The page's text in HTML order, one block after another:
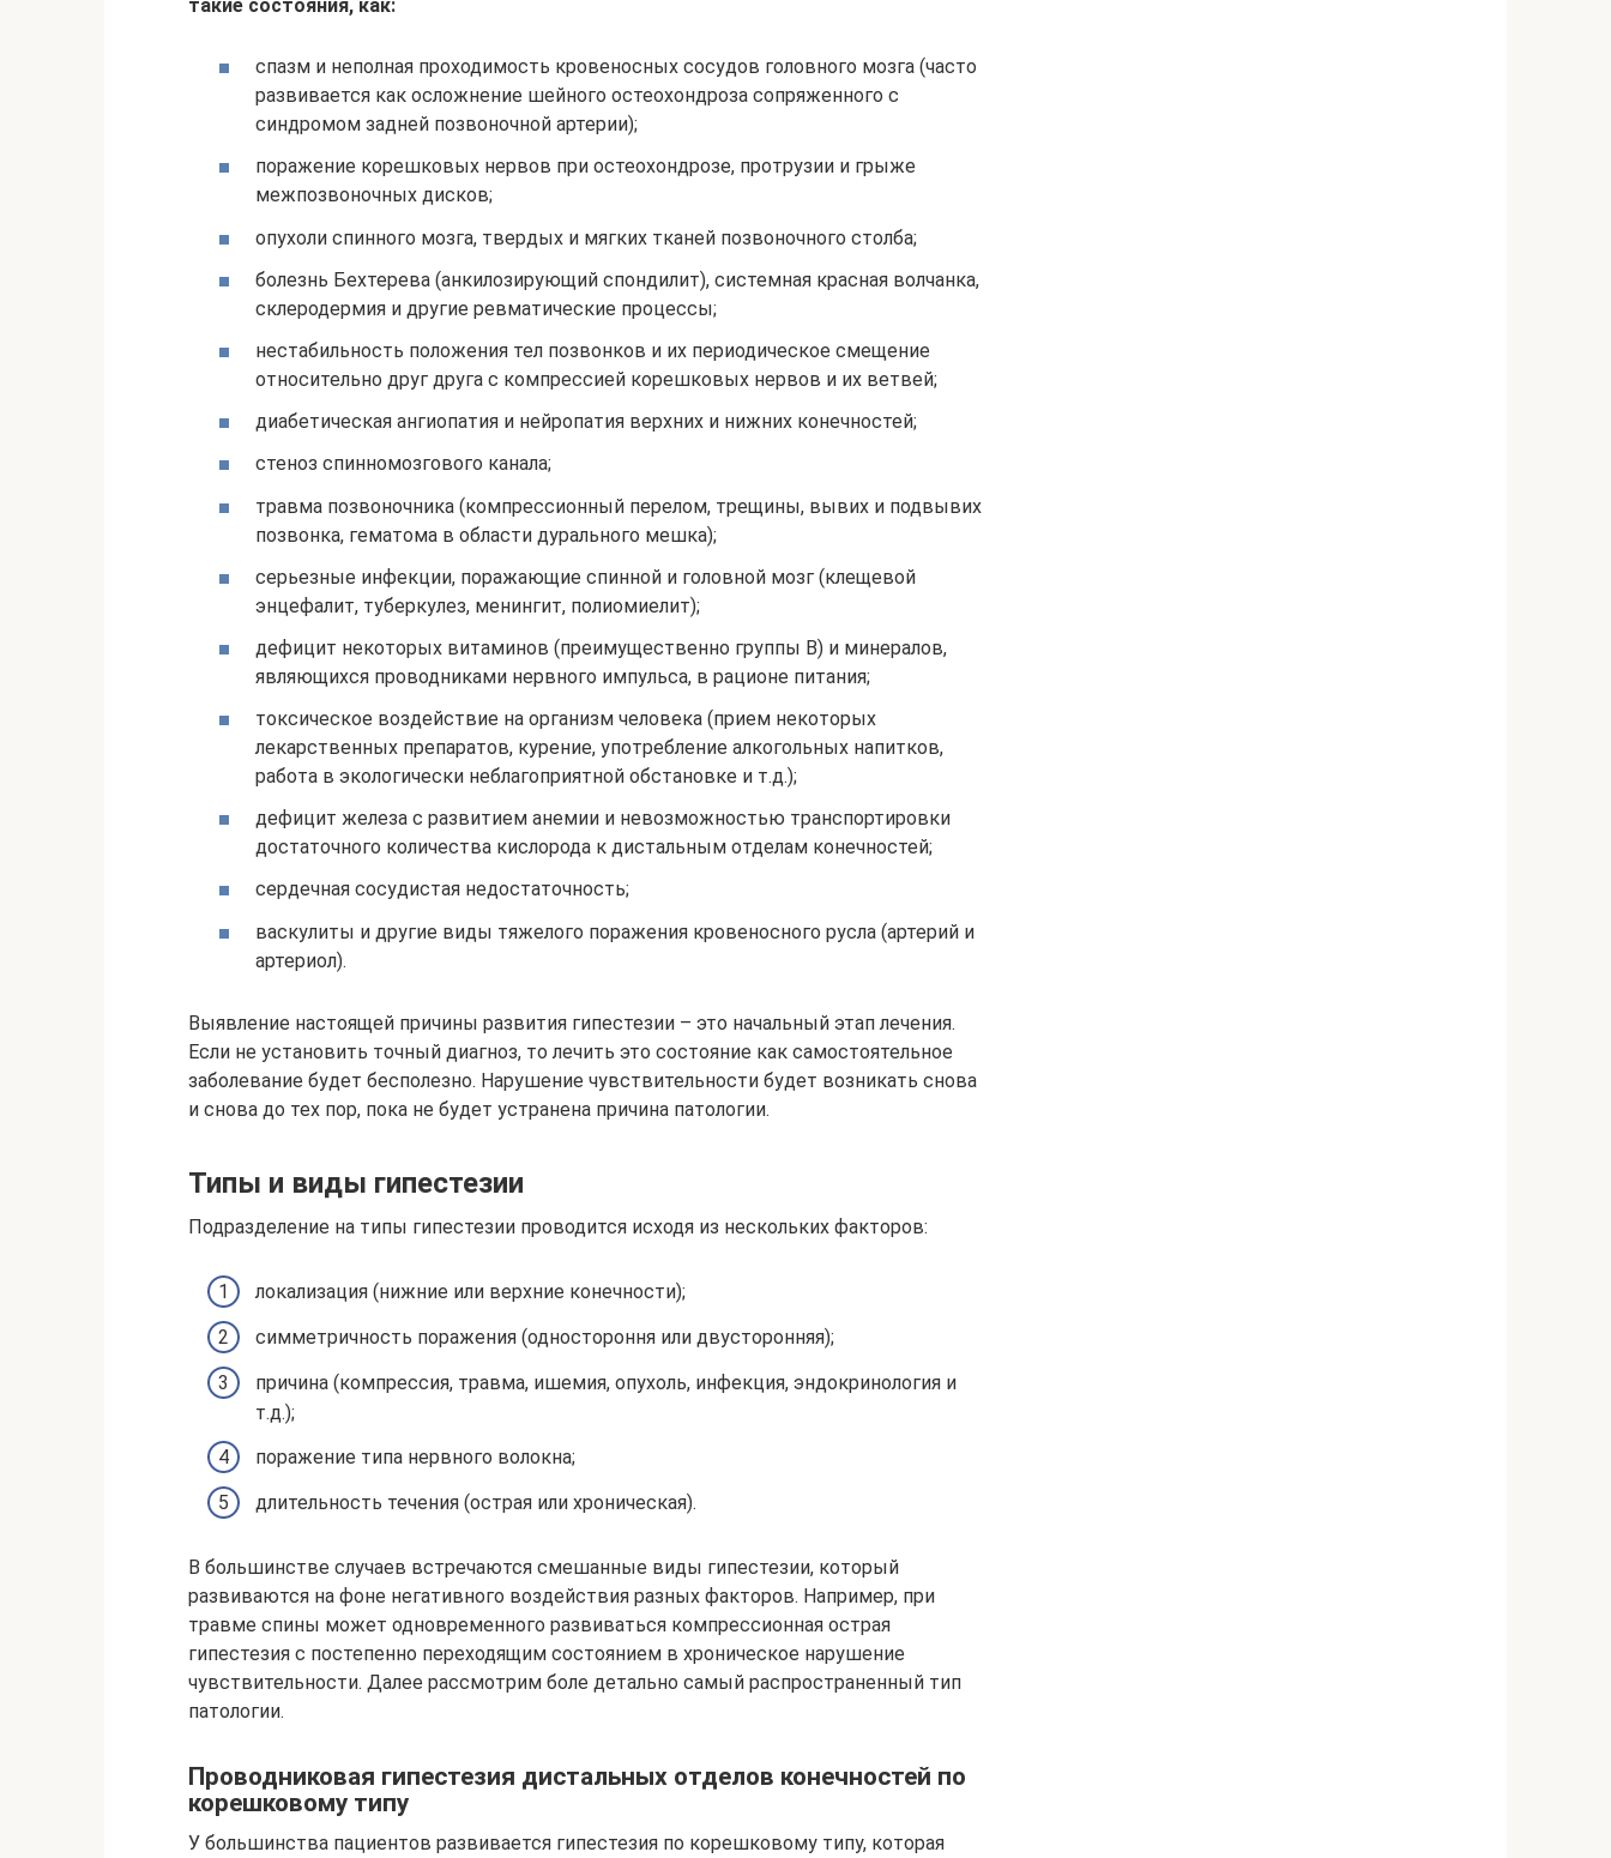
такие состояния, как:
спазм и неполная проходимость кровеносных сосудов головного мозга (часто
развивается как осложнение шейного остеохондроза сопряженного с
синдромом задней позвоночной артерии);
поражение корешковых нервов при остеохондрозе, протрузии и грыже
межпозвоночных дисков;
опухоли спинного мозга, твердых и мягких тканей позвоночного столба;
болезнь Бехтерева (анкилозирующий спондилит), системная красная волчанка,
склеродермия и другие ревматические процессы;
нестабильность положения тел позвонков и их периодическое смещение
относительно друг друга с компрессией корешковых нервов и их ветвей;
диабетическая ангиопатия и нейропатия верхних и нижних конечностей;
стеноз спинномозгового канала;
травма позвоночника (компрессионный перелом, трещины, вывих и подвывих
позвонка, гематома в области дурального мешка);
серьезные инфекции, поражающие спинной и головной мозг (клещевой
энцефалит, туберкулез, менингит, полиомиелит);
дефицит некоторых витаминов (преимущественно группы В) и минералов,
являющихся проводниками нервного импульса, в рационе питания;
токсическое воздействие на организм человека (прием некоторых
лекарственных препаратов, курение, употребление алкогольных напитков,
работа в экологически неблагоприятной обстановке и т.д.);
дефицит железа с развитием анемии и невозможностью транспортировки
достаточного количества кислорода к дистальным отделам конечностей;
сердечная сосудистая недостаточность;
васкулиты и другие виды тяжелого поражения кровеносного русла (артерий и
артериол).
Выявление настоящей причины развития гипестезии – это начальный этап лечения.
Если не установить точный диагноз, то лечить это состояние как самостоятельное
заболевание будет бесполезно. Нарушение чувствительности будет возникать снова
и снова до тех пор, пока не будет устранена причина патологии.
Типы и виды гипестезии
Подразделение на типы гипестезии проводится исходя из нескольких факторов:
локализация (нижние или верхние конечности);
симметричность поражения (одностороння или двусторонняя);
причина (компрессия, травма, ишемия, опухоль, инфекция, эндокринология и
т.д.);
поражение типа нервного волокна;
длительность течения (острая или хроническая).
В большинстве случаев встречаются смешанные виды гипестезии, который
развиваются на фоне негативного воздействия разных факторов. Например, при
травме спины может одновременного развиваться компрессионная острая
гипестезия с постепенно переходящим состоянием в хроническое нарушение
чувствительности. Далее рассмотрим боле детально самый распространенный тип
патологии.
Проводниковая гипестезия дистальных отделов конечностей по
корешковому типу
У большинства пациентов развивается гипестезия по корешковому типу, которая